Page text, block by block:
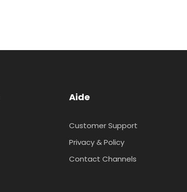
Aide
Customer Support
Privacy & Policy
Contact Channels